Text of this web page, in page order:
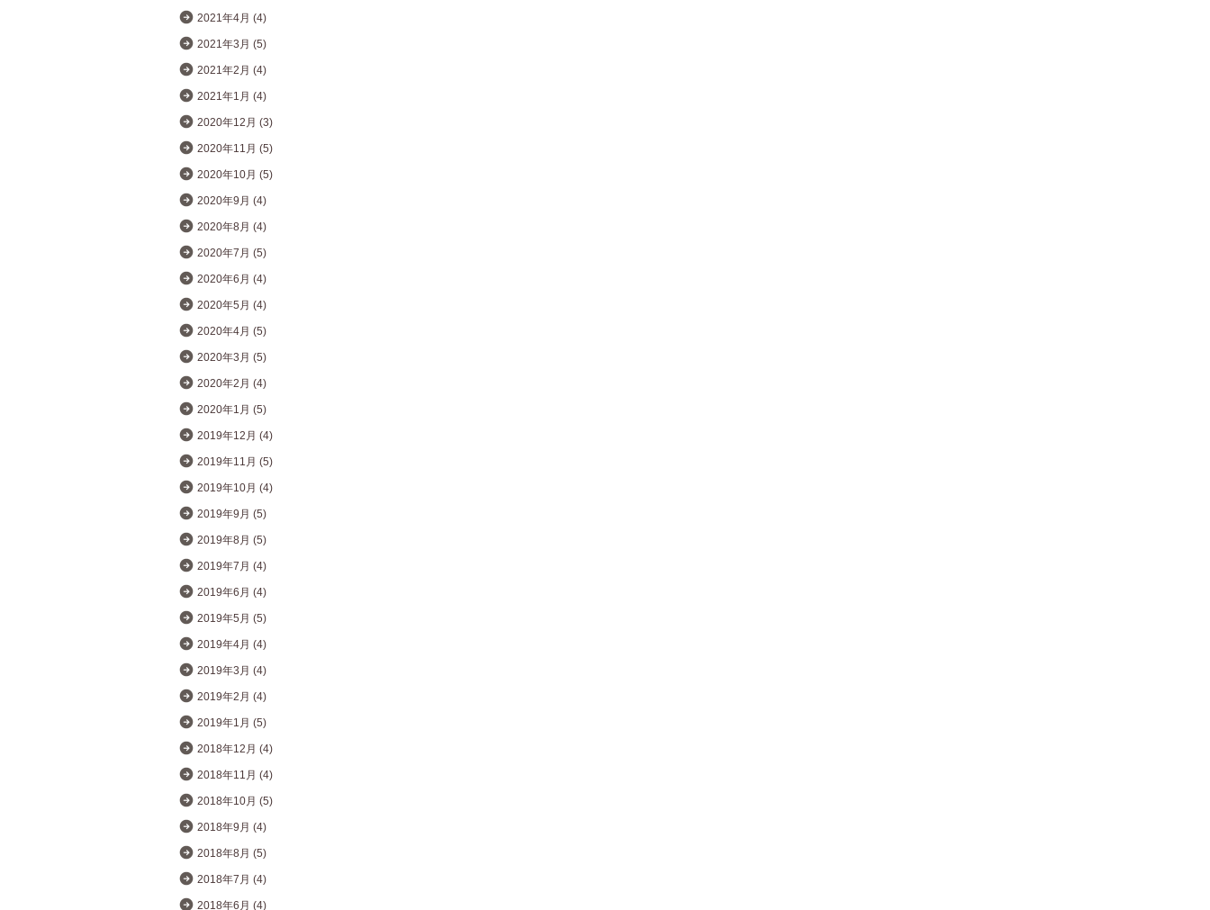
2021年4月 (4)
2021年3月 (5)
2021年2月 (4)
2021年1月 (4)
2020年12月 (3)
2020年11月 (5)
2020年10月 (5)
2020年9月 (4)
2020年8月 (4)
2020年7月 (5)
2020年6月 (4)
2020年5月 (4)
2020年4月 (5)
2020年3月 (5)
2020年2月 (4)
2020年1月 (5)
2019年12月 (4)
2019年11月 (5)
2019年10月 (4)
2019年9月 (5)
2019年8月 (5)
2019年7月 (4)
2019年6月 (4)
2019年5月 (5)
2019年4月 (4)
2019年3月 (4)
2019年2月 (4)
2019年1月 (5)
2018年12月 (4)
2018年11月 (4)
2018年10月 (5)
2018年9月 (4)
2018年8月 (5)
2018年7月 (4)
2018年6月 (4)